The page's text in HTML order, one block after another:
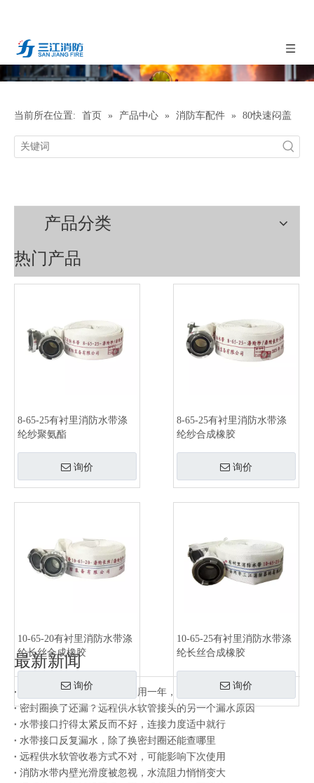
当前所在位置: 首页 » 产品中心 » 消防车配件 » 80快速闷盖
产品分类
热门产品
8-65-25有衬里消防水带涤
纶纱聚氨酯
询价
8-65-25有衬里消防水带涤
纶纱合成橡胶
询价
10-65-20有衬里消防水带涤
纶长丝合成橡胶
询价
10-65-25有衬里消防水带涤
纶长丝合成橡胶
询价
最新新闻
同一批水带有的用三年有的用一年，差别在存放方式
密封圈换了还漏？远程供水软管接头的另一个漏水原因
水带接口拧得太紧反而不好，连接力度适中就行
水带接口反复漏水，除了换密封圈还能查哪里
远程供水软管收卷方式不对，可能影响下次使用
消防水带内壁光滑度被忽视，水流阻力悄悄变大